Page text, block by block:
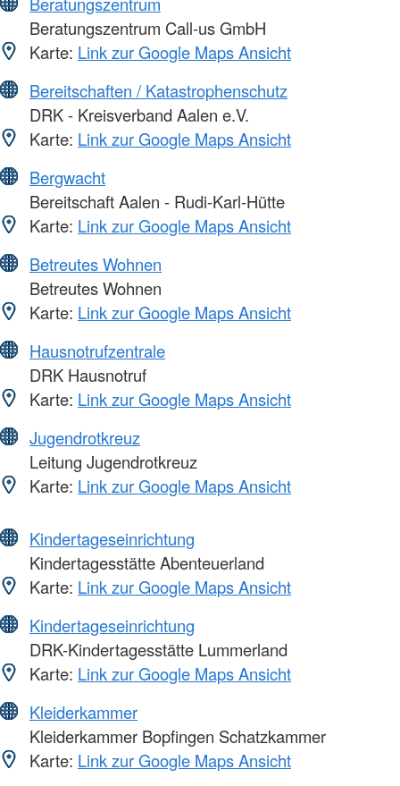
Beratungszentrum Call-us GmbH
Karte: Link zur Google Maps Ansicht
Bereitschaften / Katastrophenschutz
DRK - Kreisverband Aalen e.V.
Karte: Link zur Google Maps Ansicht
Bergwacht
Bereitschaft Aalen - Rudi-Karl-Hütte
Karte: Link zur Google Maps Ansicht
Betreutes Wohnen
Betreutes Wohnen
Karte: Link zur Google Maps Ansicht
Hausnotrufzentrale
DRK Hausnotruf
Karte: Link zur Google Maps Ansicht
Jugendrotkreuz
Leitung Jugendrotkreuz
Karte: Link zur Google Maps Ansicht
Kindertageseinrichtung
Kindertagesstätte Abenteuerland
Karte: Link zur Google Maps Ansicht
Kindertageseinrichtung
DRK-Kindertagesstätte Lummerland
Karte: Link zur Google Maps Ansicht
Kleiderkammer
Kleiderkammer Bopfingen Schatzkammer
Karte: Link zur Google Maps Ansicht